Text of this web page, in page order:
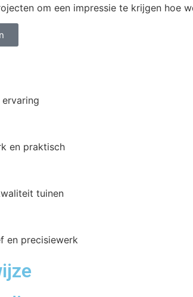
om een impressie te krijgen hoe
en praktisch
tuinen
en precisiewerk